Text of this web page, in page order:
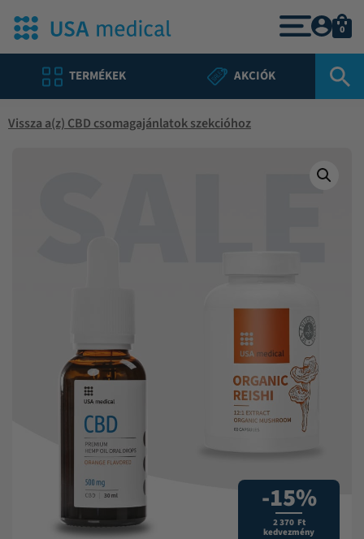
TERMÉKEK AKCIÓK
0
Vissza a(z) CBD csomagajánlatok szekcióhoz
-15%
2 370 Ft
kedvezmény